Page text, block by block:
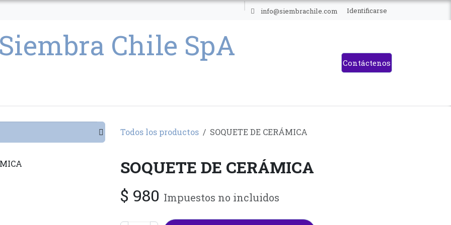
info@siembrachile.com Identificarse
Contáctenos
Todos los productos SOQUETE DE CERÁMICA
SOQUETE DE CERÁMICA
$ 980 Impuestos no incluidos